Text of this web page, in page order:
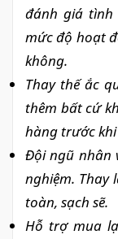
đánh giá
mức độ hoạt
không.
Thay thế ắc
thêm bất cứ
hàng trước
Đội ngũ nhân
nghiệm. Thay
toàn, sạch sẽ.
Hỗ trợ mua